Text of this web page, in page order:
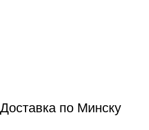
Доставка по Минску